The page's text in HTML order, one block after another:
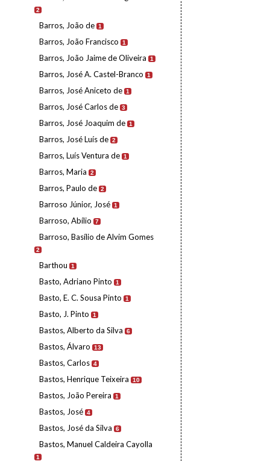
2
Barros, João de 1
Barros, João Francisco 1
Barros, João Jaime de Oliveira 1
Barros, José A. Castel-Branco 1
Barros, José Aniceto de 1
Barros, José Carlos de 3
Barros, José Joaquim de 1
Barros, José Luís de 2
Barros, Luís Ventura de 1
Barros, Maria 2
Barros, Paulo de 2
Barroso Júnior, José 1
Barroso, Abílio 7
Barroso, Basílio de Alvim Gomes
2
Barthou 1
Basto, Adriano Pinto 1
Basto, E. C. Sousa Pinto 1
Basto, J. Pinto 1
Bastos, Alberto da Silva 6
Bastos, Álvaro 13
Bastos, Carlos 4
Bastos, Henrique Teixeira 10
Bastos, João Pereira 1
Bastos, José 4
Bastos, José da Silva 6
Bastos, Manuel Caldeira Cayolla
1